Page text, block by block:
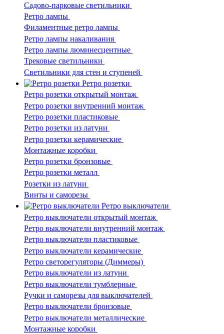
Садово-парковые светильники
Ретро лампы
Филаментные ретро лампы
Ретро лампы накаливания
Ретро лампы люминесцентные
Трековые светильники
Светильники для стен и ступеней
Ретро розетки
Ретро розетки открытый монтаж
Ретро розетки внутренний монтаж
Ретро розетки пластиковые
Ретро розетки из латуни
Ретро розетки керамические
Монтажные коробки
Ретро розетки бронзовые
Ретро розетки металл
Розетки из латуни
Винты и саморезы
Ретро выключатели
Ретро выключатели открытый монтаж
Ретро выключатели внутренний монтаж
Ретро выключатели пластиковые
Ретро выключатели керамические
Ретро светорегуляторы (Диммеры)
Ретро выключатели из латуни
Ретро выключатели тумблерные
Ручки и саморезы для выключателей
Ретро выключатели бронзовые
Ретро выключатели металлические
Монтажные коробки